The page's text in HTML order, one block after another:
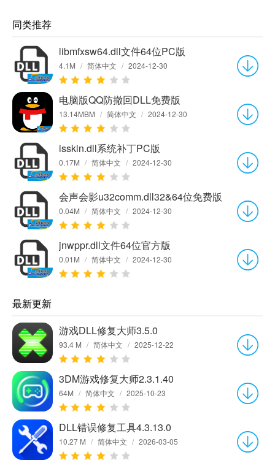
同类推荐
libmfxsw64.dll文件64位PC版
4.1M / 简体中文 / 2024-12-30
电脑版QQ防撤回DLL免费版
13.14MBM / 简体中文 / 2024-12-30
isskin.dll系统补丁PC版
0.17M / 简体中文 / 2024-12-30
会声会影u32comm.dll32&64位免费版
0.04M / 简体中文 / 2024-12-30
jnwppr.dll文件64位官方版
0.01M / 简体中文 / 2024-12-30
最新更新
游戏DLL修复大师3.5.0
93.4 M / 简体中文 / 2025-12-22
3DM游戏修复大师2.3.1.40
64M / 简体中文 / 2025-10-23
DLL错误修复工具4.3.13.0
10.27 M / 简体中文 / 2026-03-05